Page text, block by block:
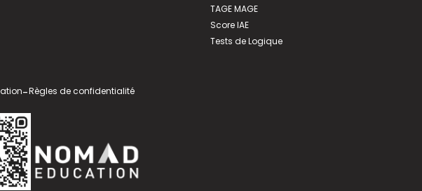
TAGE MAGE
Score IAE
Tests de Logique
-Règles de confidentialité